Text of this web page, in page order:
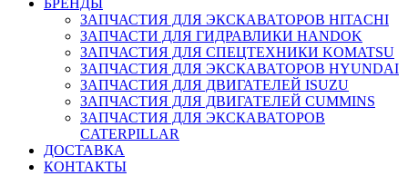
БРЕНДЫ
ЗАПЧАСТИЯ ДЛЯ ЭКСКАВАТОРОВ HITACHI
ЗАПЧАСТИ ДЛЯ ГИДРАВЛИКИ HANDOK
ЗАПЧАСТИЯ ДЛЯ СПЕЦТЕХНИКИ KOMATSU
ЗАПЧАСТИЯ ДЛЯ ЭКСКАВАТОРОВ HYUNDAI
ЗАПЧАСТИЯ ДЛЯ ДВИГАТЕЛЕЙ ISUZU
ЗАПЧАСТИЯ ДЛЯ ДВИГАТЕЛЕЙ CUMMINS
ЗАПЧАСТИЯ ДЛЯ ЭКСКАВАТОРОВ
CATERPILLAR
ДОСТАВКА
КОНТАКТЫ